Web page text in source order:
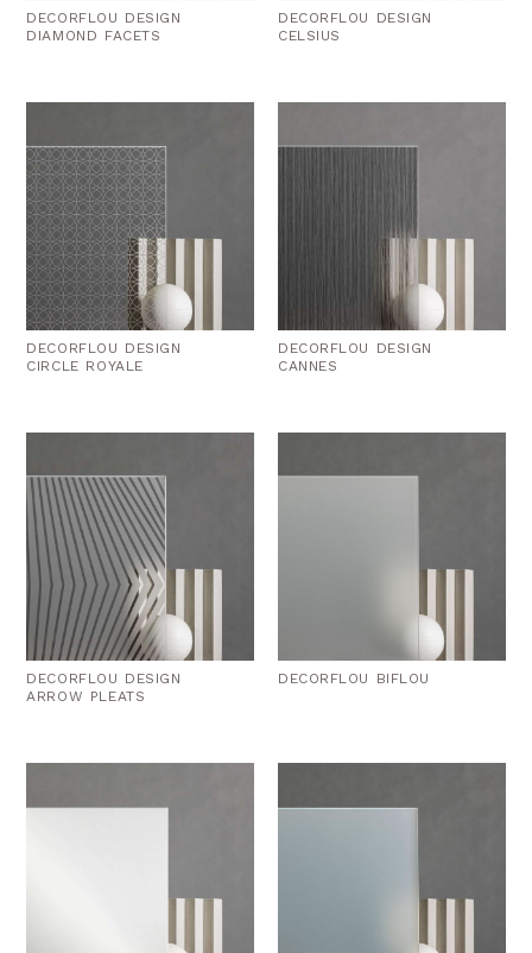
DECORFLOU DESIGN
DIAMOND FACETS
DECORFLOU DESIGN
CELSIUS
DECORFLOU DESIGN
CIRCLE ROYALE
DECORFLOU DESIGN
CANNES
DECORFLOU DESIGN
ARROW PLEATS
DECORFLOU BIFLOU